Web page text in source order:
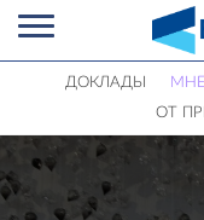
ДОКЛАДЫ
ОТ